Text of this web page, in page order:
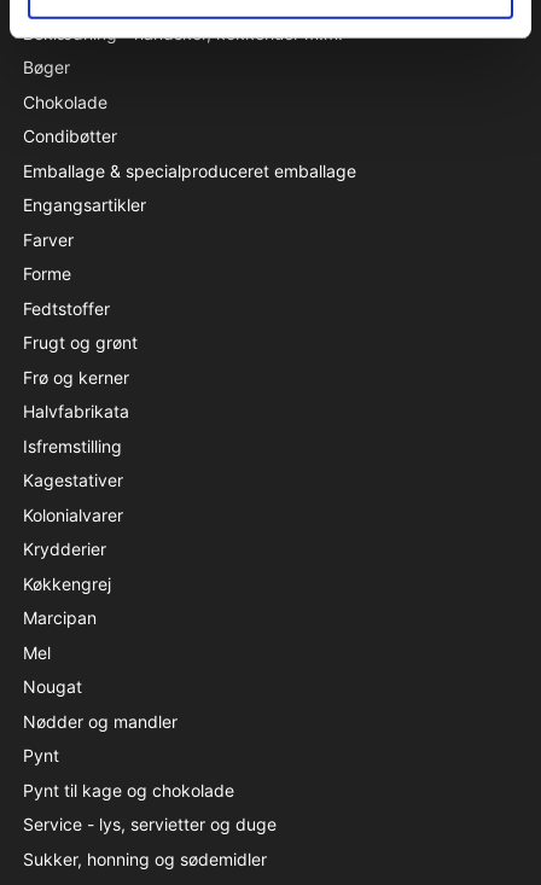
Beklædning - handsker, kokkehuer m.m.
Bøger
Chokolade
Condibøtter
Emballage & specialproduceret emballage
Engangsartikler
Farver
Forme
Fedtstoffer
Frugt og grønt
Frø og kerner
Halvfabrikata
Isfremstilling
Kagestativer
Kolonialvarer
Krydderier
Køkkengrej
Marcipan
Mel
Nougat
Nødder og mandler
Pynt
Pynt til kage og chokolade
Service - lys, servietter og duge
Sukker, honning og sødemidler